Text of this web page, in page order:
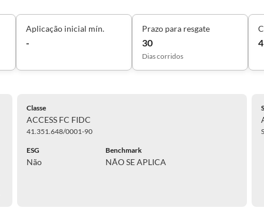
Aplicação inicial mín.
-
Prazo para resgate
30
Dias corridos
4
Classe
ACCESS FC FIDC
41.351.648/0001-90
ESG
Não
Benchmark
NÃO SE APLICA